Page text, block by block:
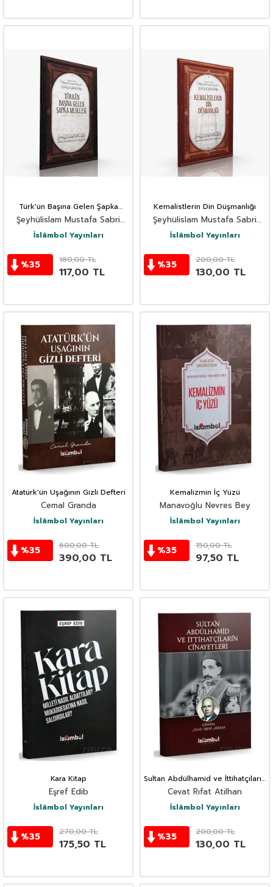
Türk'ün Başına Gelen Şapka
Meselesi
Şeyhülislam Mustafa Sabri
Efendi
İslâmbol Yayınları
%35 180,00TL
117,00 TL
Kemalistlerin Din Düşmanlığı
Şeyhülislam Mustafa Sabri
Efendi
İslâmbol Yayınları
%35 200,00TL
130,00 TL
Atatürk'ün Uşağının Gizli Defteri
Cemal Granda
İslâmbol Yayınları
%35 600,00TL
390,00 TL
Kemalizmin İç Yüzü
Manavoğlu Nevres Bey
İslâmbol Yayınları
%35 150,00TL
97,50 TL
Kara Kitap
Eşref Edib
İslâmbol Yayınları
%35 270,00TL
175,50 TL
Sultan Abdülhamid ve İttihatçıların
Cinayetleri
Cevat Rıfat Atilhan
İslâmbol Yayınları
%35 200,00TL
130,00 TL